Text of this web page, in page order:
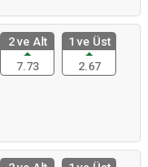
2 ve Alt
7.73
1 ve Üst
2.67